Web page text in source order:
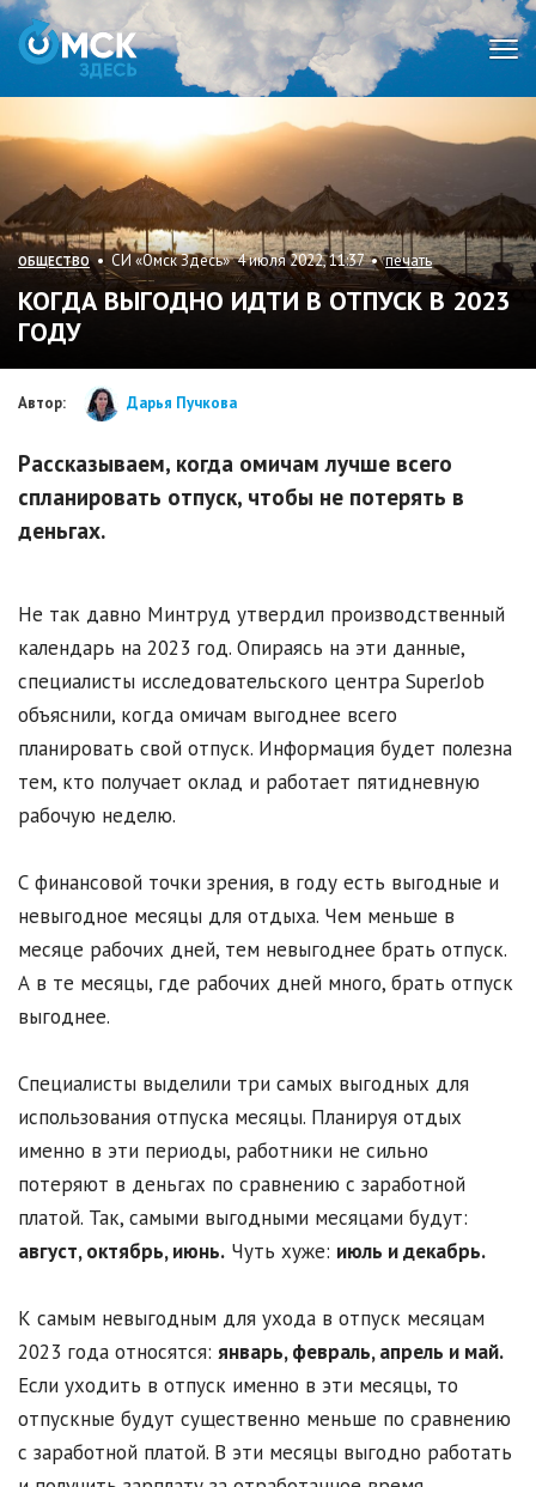
ОБЩЕСТВО• СИ «Омск Здесь» 4 июля 2022, 11:37 •печать
КОГДА ВЫГОДНО ИДТИ В ОТПУСК В 2023
ГОДУ
Автор: Дарья Пучкова
Рассказываем, когда омичам лучше всего
спланировать отпуск, чтобы не потерять в
деньгах.
Не так давно Минтруд утвердил производственный
календарь на 2023 год. Опираясь на эти данные,
специалисты исследовательского центра SuperJob
объяснили, когда омичам выгоднее всего
планировать свой отпуск. Информация будет полезна
тем, кто получает оклад и работает пятидневную
рабочую неделю.
С финансовой точки зрения, в году есть выгодные и
невыгодное месяцы для отдыха. Чем меньше в
месяце рабочих дней, тем невыгоднее брать отпуск.
А в те месяцы, где рабочих дней много, брать отпуск
выгоднее.
Специалисты выделили три самых выгодных для
использования отпуска месяцы. Планируя отдых
именно в эти периоды, работники не сильно
потеряют в деньгах по сравнению с заработной
платой. Так, самыми выгодными месяцами будут:
август, октябрь, июнь. Чуть хуже: июль и декабрь.
К самым невыгодным для ухода в отпуск месяцам
2023 года относятся: январь, февраль, апрель и май.
Если уходить в отпуск именно в эти месяцы, то
отпускные будут существенно меньше по сравнению
с заработной платой. В эти месяцы выгодно работать